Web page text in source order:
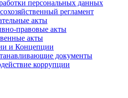
персональных данных
регламент
акты
правовые акты
акты
и Концепции
документы
коррупции